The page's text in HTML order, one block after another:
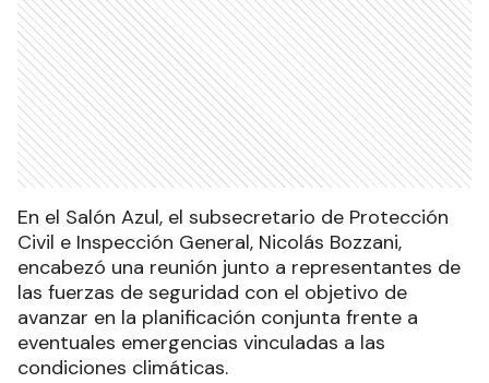
En el Salón Azul, el subsecretario de Protección
Civil e Inspección General, Nicolás Bozzani,
encabezó una reunión junto a representantes de
las fuerzas de seguridad con el objetivo de
avanzar en la planificación conjunta frente a
eventuales emergencias vinculadas a las
condiciones climáticas.